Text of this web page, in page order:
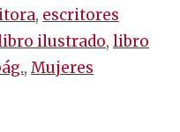
, escritores
ilustrado, libro
, Mujeres